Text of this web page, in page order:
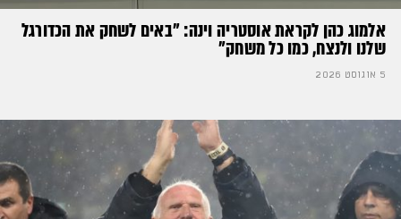
אלמוג כהן לקראת אוסטריה וינה: ״באים לשחק את הכדורגל
שלנו ולנצח, כמו כל משחק״
5 אוגוסט 2026